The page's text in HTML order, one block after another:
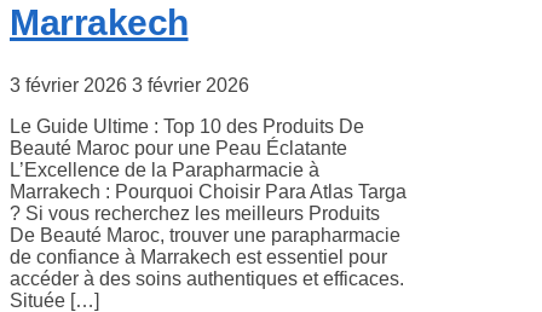
Marrakech
3 février 2026 3 février 2026
Le Guide Ultime : Top 10 des Produits De
Beauté Maroc pour une Peau Éclatante
L’Excellence de la Parapharmacie à
Marrakech : Pourquoi Choisir Para Atlas Targa
? Si vous recherchez les meilleurs Produits
De Beauté Maroc, trouver une parapharmacie
de confiance à Marrakech est essentiel pour
accéder à des soins authentiques et efficaces.
Située […]